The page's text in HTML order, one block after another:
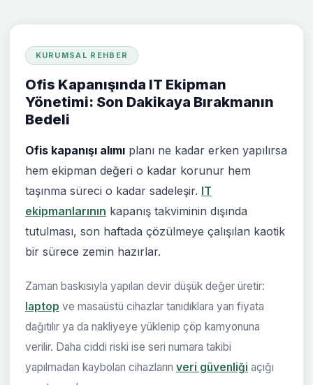
KURUMSAL REHBER
Ofis Kapanışında IT Ekipman
Yönetimi: Son Dakikaya Bırakmanın
Bedeli
Ofis kapanışı alımıplanı ne kadar erken yapılırsa
hem ekipman değeri o kadar korunur hem
taşınma süreci o kadar sadeleşir. IT
ekipmanlarının kapanış takviminin dışında
tutulması, son haftada çözülmeye çalışılan kaotik
bir sürece zemin hazırlar.
Zaman baskısıyla yapılan devir düşük değer üretir:
laptop ve masaüstü cihazlar tanıdıklara yarı fiyata
dağıtılır ya da nakliyeye yüklenip çöp kamyonuna
verilir. Daha ciddi riski ise seri numara takibi
yapılmadan kaybolan cihazların veri güvenliği açığı